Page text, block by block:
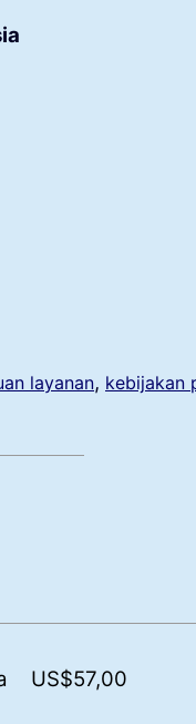
layanan, kebijakan
US$57,00